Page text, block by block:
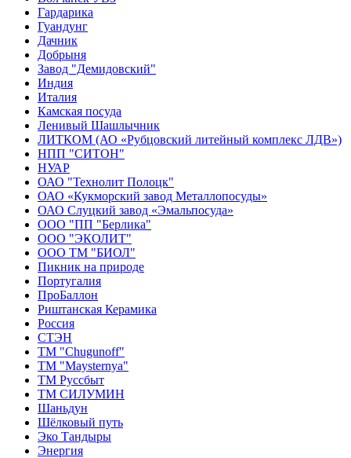
Гардарика
Гуандунг
Дачник
Добрыня
Завод "Демидовский"
Индия
Италия
Камская посуда
Ленивый Шашлычник
ЛИТКОМ (АО «Рубцовский литейный комплекс ЛДВ»)
НПП "СИТОН"
НУАР
ОАО "Технолит Полоцк"
ОАО «Кукморский завод Металлопосуды»
ОАО Слуцкий завод «Эмальпосуда»
ООО "ПП "Берлика"
ООО "ЭКОЛИТ"
ООО ТМ "БИОЛ"
Пикник на природе
Португалия
ПроБаллон
Риштанская Керамика
Россия
СТЭН
ТМ "Chugunoff"
ТМ "Maysternya"
ТМ Руссбыт
ТМ СИЛУМИН
Шаньдун
Шёлковый путь
Эко Тандыры
Энергия